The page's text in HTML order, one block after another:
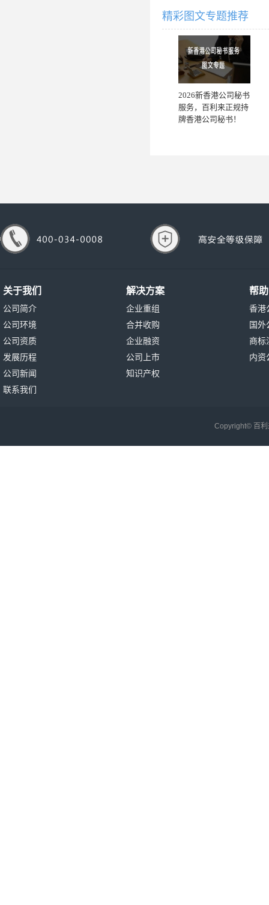
精彩图文专题推荐
2026新香港公司秘书
服务，百利来正规持
牌香港公司秘书！
关于我们
公司简介
公司环境
公司资质
发展历程
公司新闻
联系我们
解决方案
企业重组
合并收购
企业融资
公司上市
知识产权
帮
香港
国外
商标
内资
Copyright© 百